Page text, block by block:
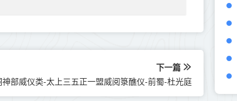
下一篇
神部威仪类-太上三五正一盟威阅箓醮仪-前蜀-杜光庭